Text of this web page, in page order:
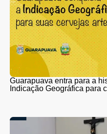
Guarapuava entra para a
Indicação Geográfica para